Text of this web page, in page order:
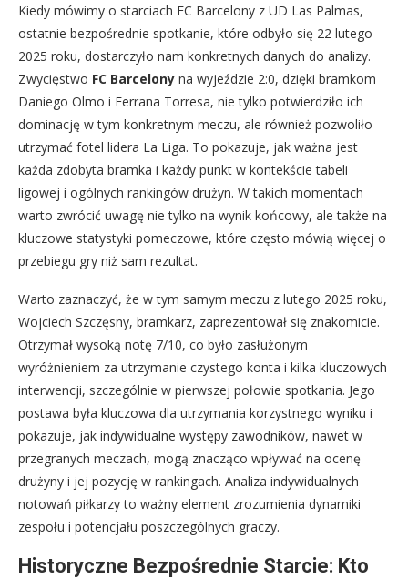
Kiedy mówimy o starciach FC Barcelony z UD Las Palmas,
ostatnie bezpośrednie spotkanie, które odbyło się 22 lutego
2025 roku, dostarczyło nam konkretnych danych do analizy.
Zwycięstwo FC Barcelony na wyjeździe 2:0, dzięki bramkom
Daniego Olmo i Ferrana Torresa, nie tylko potwierdziło ich
dominację w tym konkretnym meczu, ale również pozwoliło
utrzymać fotel lidera La Liga. To pokazuje, jak ważna jest
każda zdobyta bramka i każdy punkt w kontekście tabeli
ligowej i ogólnych rankingów drużyn. W takich momentach
warto zwrócić uwagę nie tylko na wynik końcowy, ale także na
kluczowe statystyki pomeczowe, które często mówią więcej o
przebiegu gry niż sam rezultat.
Warto zaznaczyć, że w tym samym meczu z lutego 2025 roku,
Wojciech Szczęsny, bramkarz, zaprezentował się znakomicie.
Otrzymał wysoką notę 7/10, co było zasłużonym
wyróżnieniem za utrzymanie czystego konta i kilka kluczowych
interwencji, szczególnie w pierwszej połowie spotkania. Jego
postawa była kluczowa dla utrzymania korzystnego wyniku i
pokazuje, jak indywidualne występy zawodników, nawet w
przegranych meczach, mogą znacząco wpływać na ocenę
drużyny i jej pozycję w rankingach. Analiza indywidualnych
notowań piłkarzy to ważny element zrozumienia dynamiki
zespołu i potencjału poszczególnych graczy.
Historyczne Bezpośrednie Starcie: Kto